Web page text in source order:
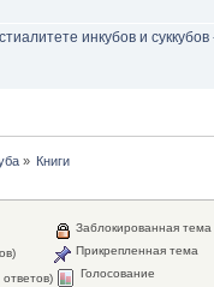
инкубов и
» Книги
Заблокированная тема
Прикрепленная тема
Голосование